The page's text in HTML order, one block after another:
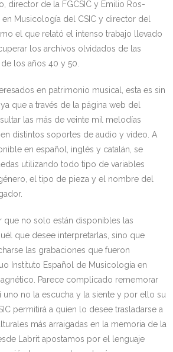
director de la FGCSIC y Emilio Ros-
en Musicología del CSIC y director del
el que relató el intenso trabajo llevado
los archivos olvidados de las
los años 40 y 50.
en patrimonio musical, esta es sin
que a través de la página web del
las más de veinte mil melodías
distintos soportes de audio y vídeo. A
en español, inglés y catalán, se
utilizando todo tipo de variables
el tipo de pieza y el nombre del
que no solo están disponibles las
que desee interpretarlas, sino que
las grabaciones que fueron
Instituto Español de Musicología en
Parece complicado rememorar
uno no la escucha y la siente y por ello su
permitirá a quien lo desee trasladarse a
más arraigadas en la memoria de la
Labrit apostamos por el lenguaje